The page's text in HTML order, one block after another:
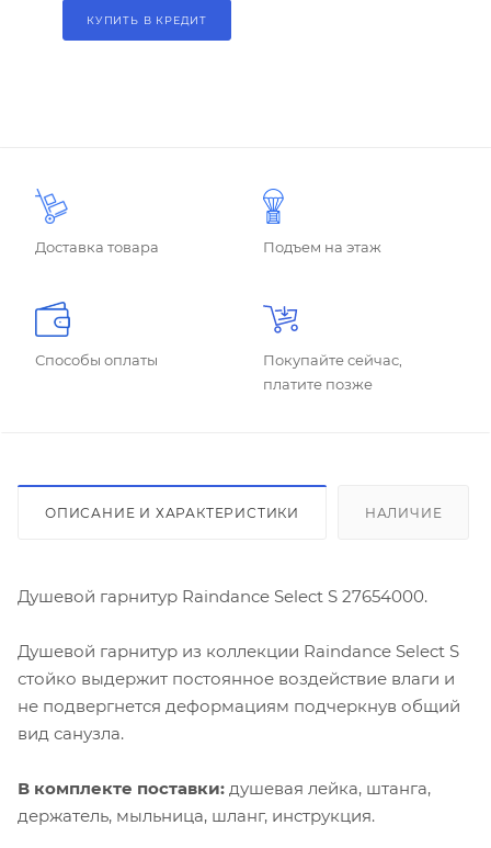
КУПИТЬ В КРЕДИТ
Доставка товара Подъем на этаж
Способы оплаты
Покупайте сейчас,
платите позже
ОПИСАНИЕ И ХАРАКТЕРИСТИКИ НАЛИЧИЕ
Душевой гарнитур Raindance Select S 27654000.
Душевой гарнитур из коллекции Raindance Select S
стойко выдержит постоянное воздействие влаги и
не подвергнется деформациям подчеркнув общий
вид санузла.
В комплекте поставки: душевая лейка, штанга,
держатель, мыльница, шланг, инструкция.